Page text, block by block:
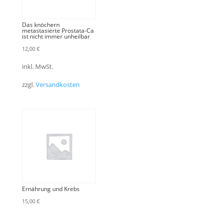
Das knöchern
metastasierte Prostata-Ca
ist nicht immer unheilbar
12,00 €
inkl. MwSt.
zzgl.Versandkosten
Ernährung und Krebs
15,00 €